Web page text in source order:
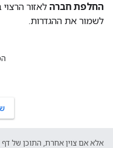
החלפת חברה לאזור
לשמור את ההגדרות.
אלא אם צוין אחרת, התוכן של דף